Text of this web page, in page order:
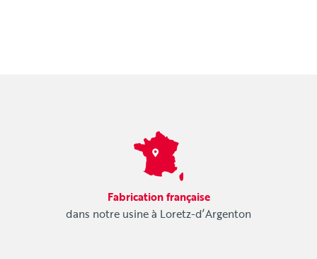
Fabrication française
dans notre usine à Loretz-d’Argenton